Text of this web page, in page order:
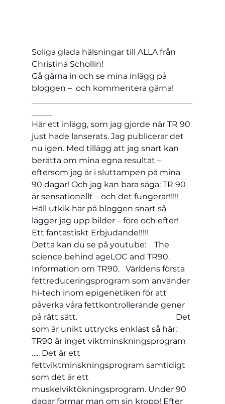
Soliga glada hälsningar till ALLA från
Christina Schollin!
Gå gärna in och se mina inlägg på
bloggen –  och kommentera gärna!
Här ett inlägg, som jag gjorde när TR 90
just hade lanserats. Jag publicerar det
nu igen. Med tillägg att jag snart kan
berätta om mina egna resultat –
eftersom jag är i sluttampen på mina
90 dagar! Och jag kan bara säga: TR 90
är sensationellt – och det fungerar!!!!!
Håll utkik här på bloggen snart så
lägger jag upp bilder – före och efter!
Ett fantastiskt Erbjudande!!!!!
Detta kan du se på youtube:    The
science behind ageLOC and TR90.
Information om TR90.   Världens första
fettreduceringsprogram som använder
hi-tech inom epigenetiken för att
påverka våra fettkontrollerande gener
på rätt sätt.                                                 Det
som är unikt uttrycks enklast så här:
TR90 är inget viktminskningsprogram
….. Det är ett
fettviktminskningsprogram samtidigt
som det är ett
muskelviktökningsprogram. Under 90
dagar formar man om sin kropp! Efter